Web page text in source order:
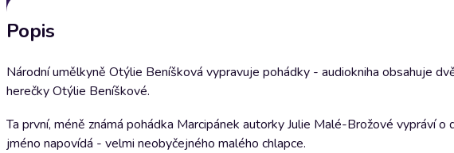
Popis
Národní umělkyně Otýlie Beníšková vypravuje pohádky - audiokniha obsahuje
herečky Otýlie Beníškové.
Ta první, méně známá pohádka Marcipánek autorky Julie Malé-Brožové vypráví
jméno napovídá - velmi neobyčejného malého chlapce.